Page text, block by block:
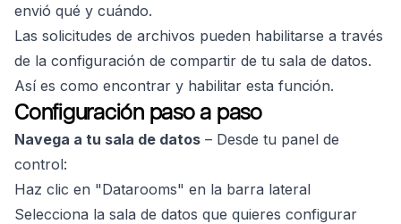
envió qué y cuándo.
Las solicitudes de archivos pueden habilitarse a través
de la configuración de compartir de tu sala de datos.
Así es como encontrar y habilitar esta función.
Configuración paso a paso
Navega a tu sala de datos – Desde tu panel de
control:
Haz clic en "Datarooms" en la barra lateral
Selecciona la sala de datos que quieres configurar